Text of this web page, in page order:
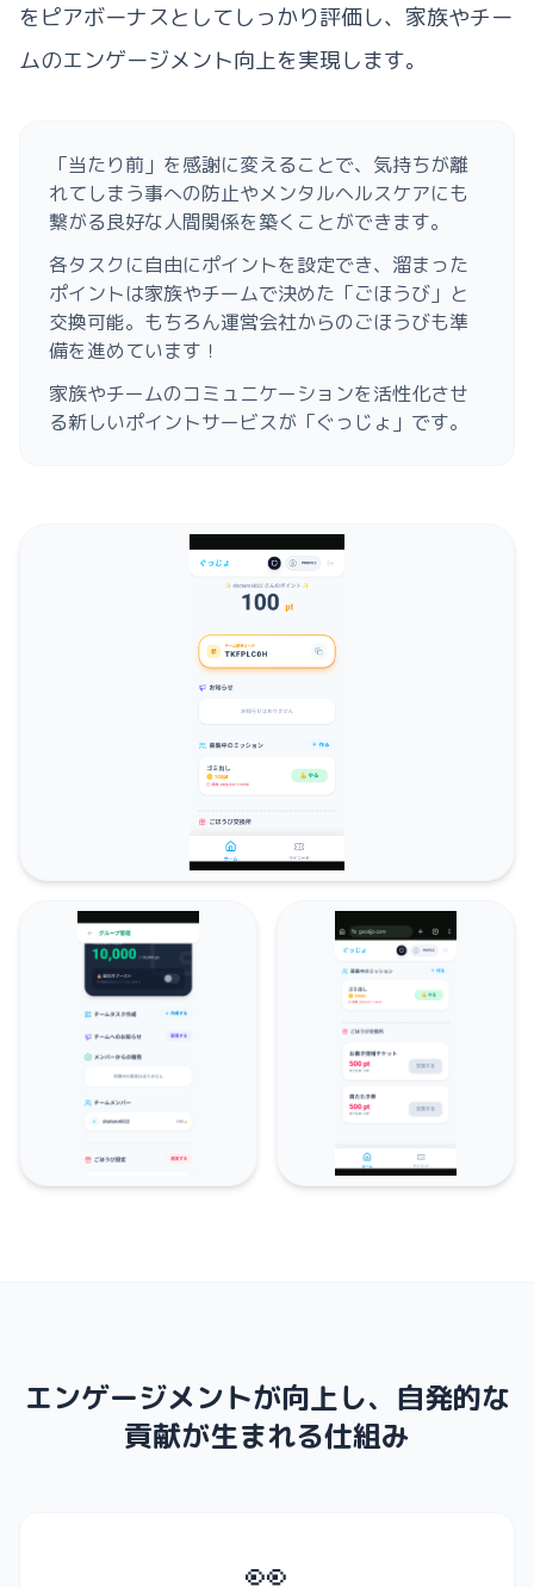
をピアボーナスとしてしっかり評価し、家族やチー
ムのエンゲージメント向上を実現します。
「当たり前」を感謝に変えることで、気持ちが離
れてしまう事への防止やメンタルヘルスケアにも
繋がる良好な人間関係を築くことができます。
各タスクに自由にポイントを設定でき、溜まった
ポイントは家族やチームで決めた「ごほうび」と
交換可能。もちろん運営会社からのごほうびも準
備を進めています！
家族やチームのコミュニケーションを活性化させ
る新しいポイントサービスが「ぐっじょ」です。
エンゲージメントが向上し、自発的な
貢献が生まれる仕組み
👀